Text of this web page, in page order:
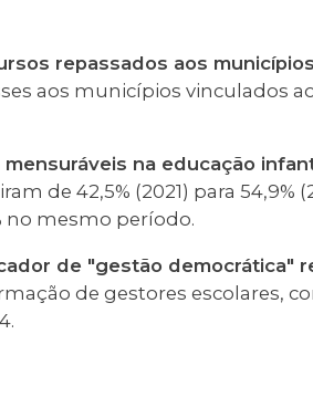
repassados aos
aos municípios vinculados
na educação
de 42,5% (2021) para 54,9%
no mesmo período.
de "gestão democrática"
de gestores escolares,